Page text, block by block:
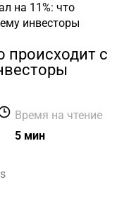
на 11%: что
инвесторы
происходит с
Время на чтение
5 мин